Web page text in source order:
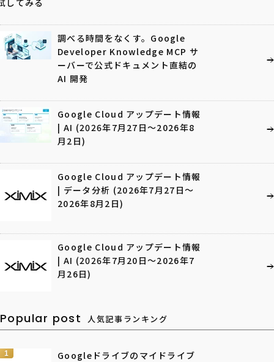
してみる
調べる時間をなくす。Google
Developer Knowledge MCP サ
ーバーで公式ドキュメント直結の
AI 開発
Google Cloud アップデート情報
| AI (2026年7月27日〜2026年8
月2日)
Google Cloud アップデート情報
| データ分析 (2026年7月27日〜
2026年8月2日)
Google Cloud アップデート情報
| AI (2026年7月20日〜2026年7
月26日)
Popular post 人気記事ランキング
1
Googleドライブのマイドライブ